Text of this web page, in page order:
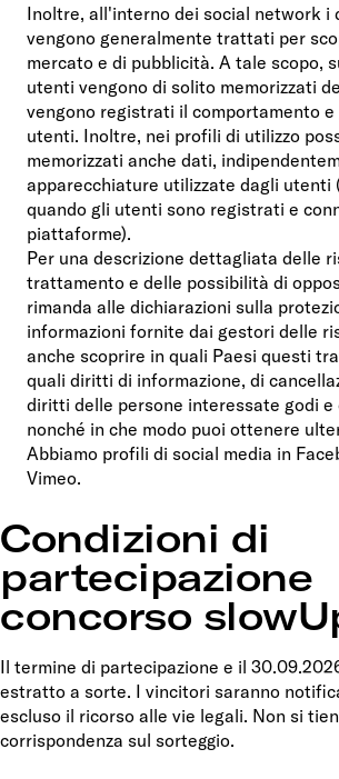
Inoltre, all'interno dei social network i
vengono generalmente trattati per
mercato e di pubblicità. A tale scopo,
utenti vengono di solito memorizzati
vengono registrati il comportamento
utenti. Inoltre, nei profili di utilizzo
memorizzati anche dati,
apparecchiature utilizzate dagli utenti
quando gli utenti sono registrati e
piattaforme).
Per una descrizione dettagliata delle
trattamento e delle possibilità di
rimanda alle dichiarazioni sulla
informazioni fornite dai gestori delle
anche scoprire in quali Paesi questi
quali diritti di informazione, di
diritti delle persone interessate godi e
nonché in che modo puoi ottenere
Abbiamo profili di social media in
Vimeo.
Condizioni di
partecipazione
concorso
Il termine di partecipazione e il
estratto a sorte. I vincitori saranno
escluso il ricorso alle vie legali. Non si
corrispondenza sul sorteggio.